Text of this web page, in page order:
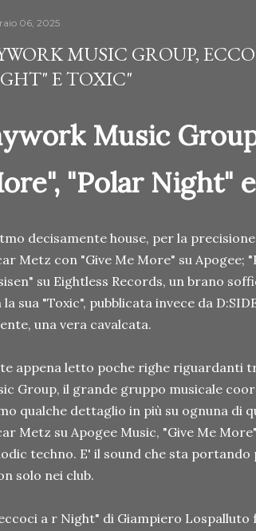
06, 2025
MUSIC GROUP,
E TOXIC"
Music
"Polar Night"
decisamente house, per la
Metz con "Give Me More" su
su Eightless Records, un brano
la sua "Toxic", pubblicata invece da
una vera cavalcata.
appena letto poche righe riguardanti
Group, il grande gruppo musicale
qualche dettaglio in più su ognuna di
Metz su Apogee Music, "Give Me
techno. E' il sound che sta
solo nei club.
a r Night" di Giampiero Lospalluto